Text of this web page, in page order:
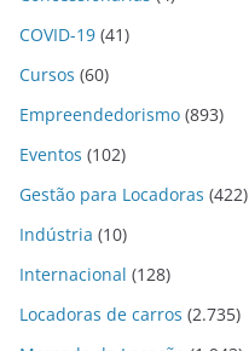
COVID-19 (41)
Cursos (60)
Empreendedorismo (893)
Eventos (102)
Gestão para Locadoras (422)
Indústria (10)
Internacional (128)
Locadoras de carros (2.735)